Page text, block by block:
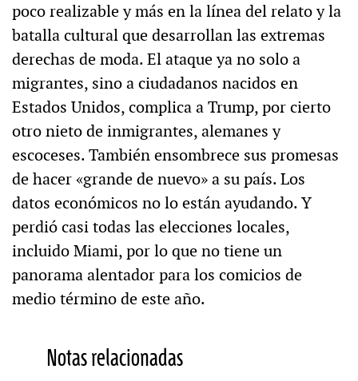
poco realizable y más en la línea del relato y la
batalla cultural que desarrollan las extremas
derechas de moda. El ataque ya no solo a
migrantes, sino a ciudadanos nacidos en
Estados Unidos, complica a Trump, por cierto
otro nieto de inmigrantes, alemanes y
escoceses. También ensombrece sus promesas
de hacer «grande de nuevo» a su país. Los
datos económicos no lo están ayudando. Y
perdió casi todas las elecciones locales,
incluido Miami, por lo que no tiene un
panorama alentador para los comicios de
medio término de este año.
Notas relacionadas